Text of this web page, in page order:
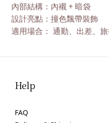
內部結構 ：內襯 + 暗袋
設計亮點 ：撞色飄帶裝飾
適用場合： 通勤、出差、
Help
FAQ